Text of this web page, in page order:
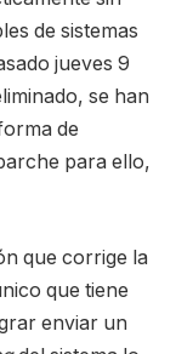
de sistemas
jueves 9
se han
de
para ello,
que corrige la
que tiene
enviar un